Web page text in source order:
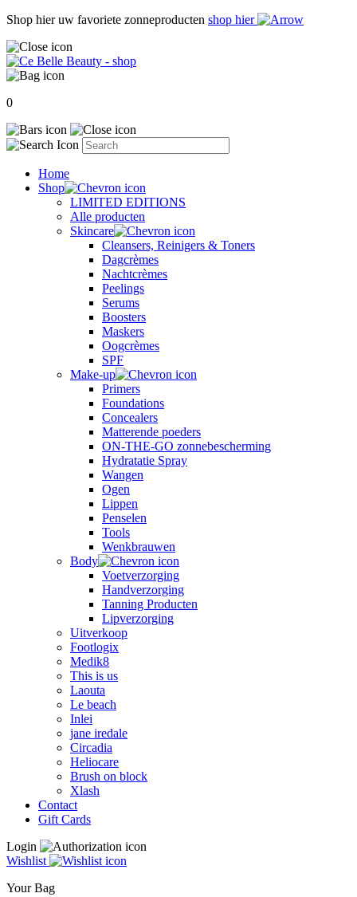
Shop hier uw favoriete zonneproducten shop hier
0
Home
Shop
LIMITED EDITIONS
Alle producten
Skincare
Cleansers, Reinigers & Toners
Dagcrèmes
Nachtcrèmes
Peelings
Serums
Boosters
Maskers
Oogcrèmes
SPF
Make-up
Primers
Foundations
Concealers
Matterende poeders
ON-THE-GO zonnebescherming
Hydratatie Spray
Wangen
Ogen
Lippen
Penselen
Tools
Wenkbrauwen
Body
Voetverzorging
Handverzorging
Tanning Producten
Lipverzorging
Uitverkoop
Footlogix
Medik8
This is us
Laouta
Le beach
Inlei
jane iredale
Circadia
Heliocare
Brush on block
Xlash
Contact
Gift Cards
Login
Wishlist
Your Bag